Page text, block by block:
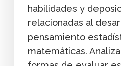
habilidades y
relacionadas al
pensamiento
matemáticas.